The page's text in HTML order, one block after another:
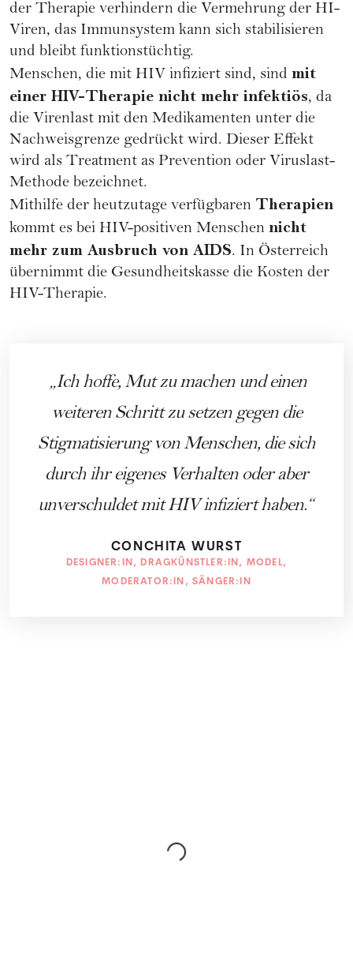
der Therapie verhindern die Vermehrung der HI-
Viren, das Immunsystem kann sich stabilisieren
und bleibt funktionstüchtig.
Menschen, die mit HIV infiziert sind, sind mit
einer HIV-Therapie nicht mehr infektiös, da
die Virenlast mit den Medikamenten unter die
Nachweisgrenze gedrückt wird. Dieser Effekt
wird als Treatment as Prevention oder Viruslast-
Methode bezeichnet.
Mithilfe der heutzutage verfügbaren Therapien
kommt es bei HIV-positiven Menschen nicht
mehr zum Ausbruch von AIDS. In Österreich
übernimmt die Gesundheitskasse die Kosten der
HIV-Therapie.
Ich hoffe, Mut zu machen und einen
weiteren Schritt zu setzen gegen die
Stigmatisierung von Menschen, die sich
durch ihr eigenes Verhalten oder aber
unverschuldet mit HIV infiziert haben.
CONCHITA WURST
DESIGNER:IN, DRAGKÜNSTLER:IN, MODEL,
MODERATOR:IN, SÄNGER:IN